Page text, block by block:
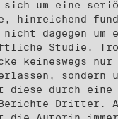
sich um eine
hinreichend
dagegen um
Studie.
keineswegs
diese durch eine
Dritter.